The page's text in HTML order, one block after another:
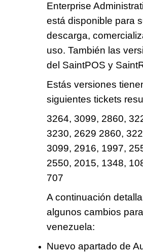
Enterprise
está disponible para
descarga,
uso. También las
del SaintPOS y
Estás versiones
siguientes tickets
3264, 3099, 2860,
3230, 2629 2860,
3099, 2916, 1997,
2550, 2015, 1348,
707
A continuación
algunos cambios para
venezuela:
Nuevo apartado de